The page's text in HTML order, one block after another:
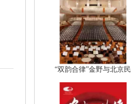
“双韵合律”金野与北京民